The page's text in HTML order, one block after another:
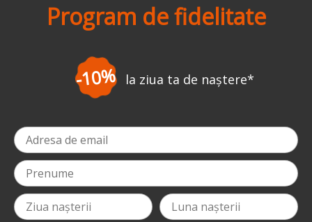
Program de fidelitate
-10% la ziua ta de naștere*